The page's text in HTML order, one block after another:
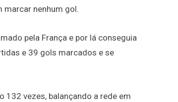
marcar nenhum gol.
pela França e por lá conseguia
e 39 gols marcados e se
132 vezes, balançando a rede em